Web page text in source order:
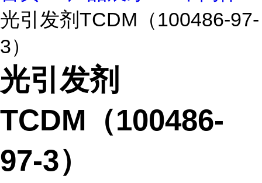
光引发剂TCDM（100486-97-
3）
光引发剂
TCDM（100486-
97-3）